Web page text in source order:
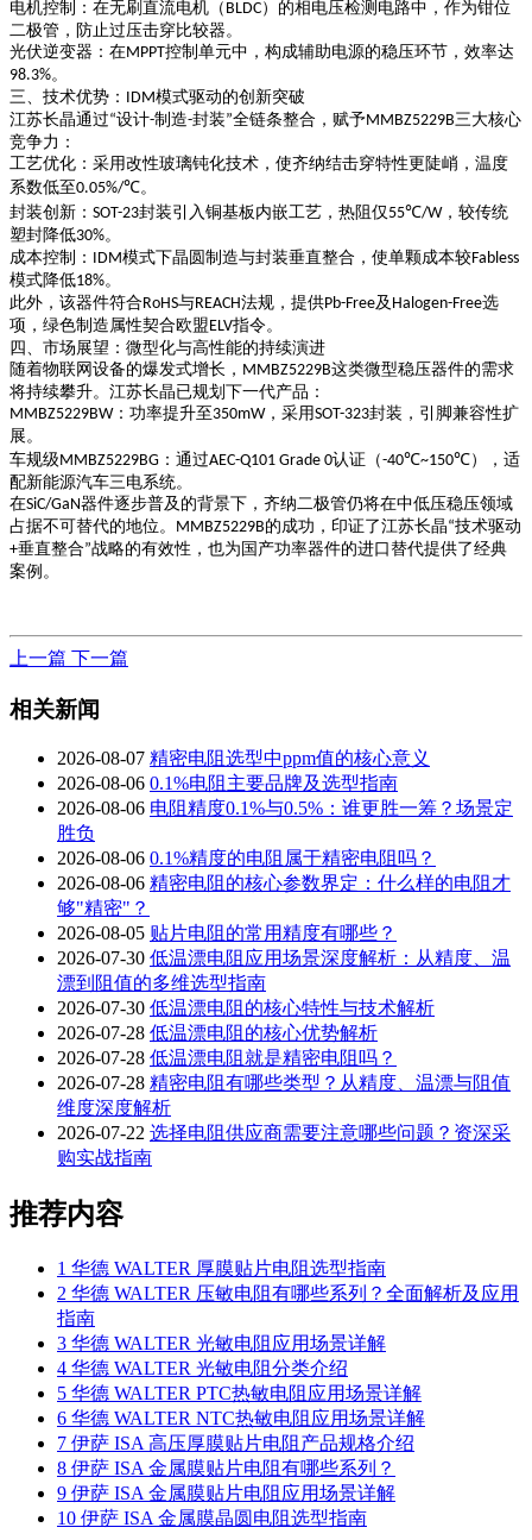
电机控制 ：在无刷直流电机（ BLDC）的相电压检测电路中，作为钳位
二极管，防止过压击穿比较器。
光伏逆变器 ：在MPPT控制单元中，构成辅助电源的稳压环节，效率达
98.3%。
三、技术优势：
IDM模式驱动的创新突破
江苏长晶通过“设计-制造-封装”全链条整合，赋予MMBZ5229B三大核心
竞争力：
工艺优化 ：采用改性玻璃钝化技术，使齐纳结击穿特性更陡峭，温度
系数低至0.05%/℃。
封装创新 ： SOT-23封装引入铜基板内嵌工艺，热阻仅 55℃/W，较传统
塑封降低30%。
成本控制 ： IDM模式下晶圆制造与封装垂直整合，使单颗成本较Fabless
模式降低18%。
此外，该器件符合 RoHS与REACH法规，提供Pb-Free及 Halogen-Free选
项，绿色制造属性契合欧盟 ELV指令。
四、市场展望：微型化与高性能的持续演进
随着物联网设备的爆发式增长， MMBZ5229B这类微型稳压器件的需求
将持续攀升。江苏长晶已规划下一代产品：
MMBZ5229BW：功率提升至 350mW，采用SOT-323封装，引脚兼容性扩
展。
车规级 MMBZ5229BG ：通过AEC-Q101 Grade 0认证（-40℃~150℃），适
配新能源汽车三电系统。
在SiC/GaN器件逐步普及的背景下，齐纳二极管仍将在中低压稳压领域
占据不可替代的地位。
MMBZ5229B的成功，印证了江苏长晶“技术驱动
+垂直整合”战略的有效性，也为国产功率器件的进口替代提供了经典
案例。
上一篇 下一篇
相关新闻
2026-08-07 精密电阻选型中ppm值的核心意义
2026-08-06 0.1%电阻主要品牌及选型指南
2026-08-06 电阻精度0.1%与0.5%：谁更胜一筹？场景定
胜负
2026-08-06 0.1%精度的电阻属于精密电阻吗？
2026-08-06 精密电阻的核心参数界定：什么样的电阻才
够"精密"？
2026-08-05 贴片电阻的常用精度有哪些？
2026-07-30 低温漂电阻应用场景深度解析：从精度、温
漂到阻值的多维选型指南
2026-07-30 低温漂电阻的核心特性与技术解析
2026-07-28 低温漂电阻的核心优势解析
2026-07-28 低温漂电阻就是精密电阻吗？
2026-07-28 精密电阻有哪些类型？从精度、温漂与阻值
维度深度解析
2026-07-22 选择电阻供应商需要注意哪些问题？资深采
购实战指南
推荐内容
1 华德 WALTER 厚膜贴片电阻选型指南
2 华德 WALTER 压敏电阻有哪些系列？全面解析及应用
指南
3 华德 WALTER 光敏电阻应用场景详解
4 华德 WALTER 光敏电阻分类介绍
5 华德 WALTER PTC热敏电阻应用场景详解
6 华德 WALTER NTC热敏电阻应用场景详解
7 伊萨 ISA 高压厚膜贴片电阻产品规格介绍
8 伊萨 ISA 金属膜贴片电阻有哪些系列？
9 伊萨 ISA 金属膜贴片电阻应用场景详解
10 伊萨 ISA 金属膜晶圆电阻选型指南